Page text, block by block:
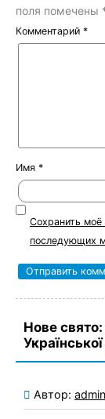
поля помечены
Комментарий *
Имя *
Сохранить моё
последующих
Нове
Автор: admin